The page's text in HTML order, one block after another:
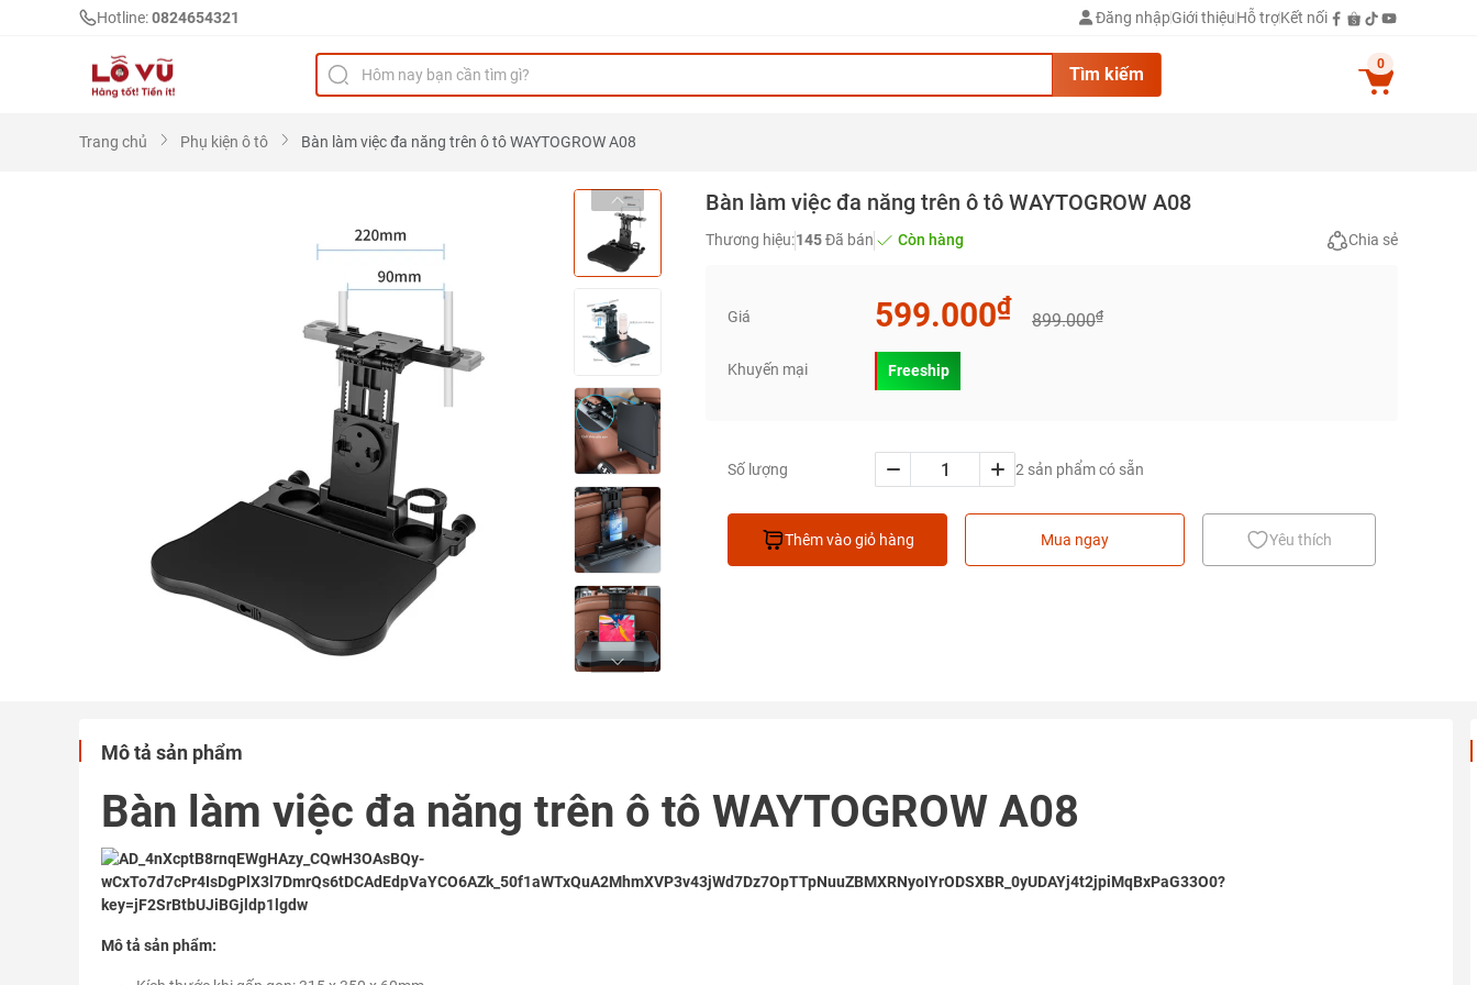
Hotline:0824654321 Đăng nhậpGiới thiệuHỗ trợKết nối
Tìm kiếm 0
Trang chủ Phụ kiện ô tô Bàn làm việc đa năng trên ô tô WAYTOGROW A08
Bàn làm việc đa năng trên ô tô WAYTOGROW A08
Thương hiệu:145Đã bán Còn hàng Chia sẻ
Giá 599.000₫
899.000₫
Khuyến mại Freeship
Số lượng 2 sản phẩm có sẵn
Thêm vào giỏ hàng Mua ngay Yêu thích
Mô tả sản phẩm
Bàn làm việc đa năng trên ô tô WAYTOGROW A08
Mô tả sản phẩm: